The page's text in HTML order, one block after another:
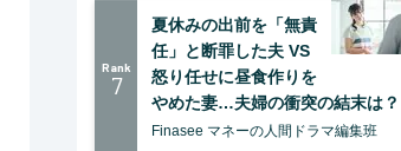
Rank
7
夏休みの出前を「無責
任」と断罪した夫 VS
怒り任せに昼食作りを
やめた妻…夫婦の衝突の結末は？
Finasee マネーの人間ドラマ編集班